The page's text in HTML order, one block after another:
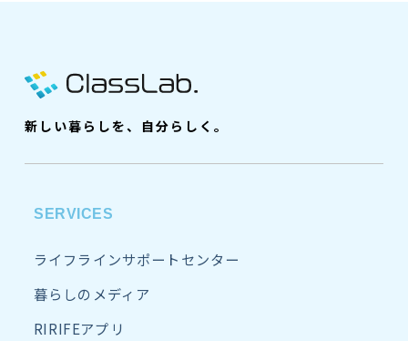
新しい暮らしを、自分らしく。
SERVICES
ライフラインサポートセンター
暮らしのメディア
RIRIFEアプリ